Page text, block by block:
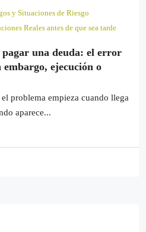
y Situaciones de Riesgo
Reales antes de que sea tarde
pagar una deuda: el error
ejecución o
problema empieza cuando llega
aparece...